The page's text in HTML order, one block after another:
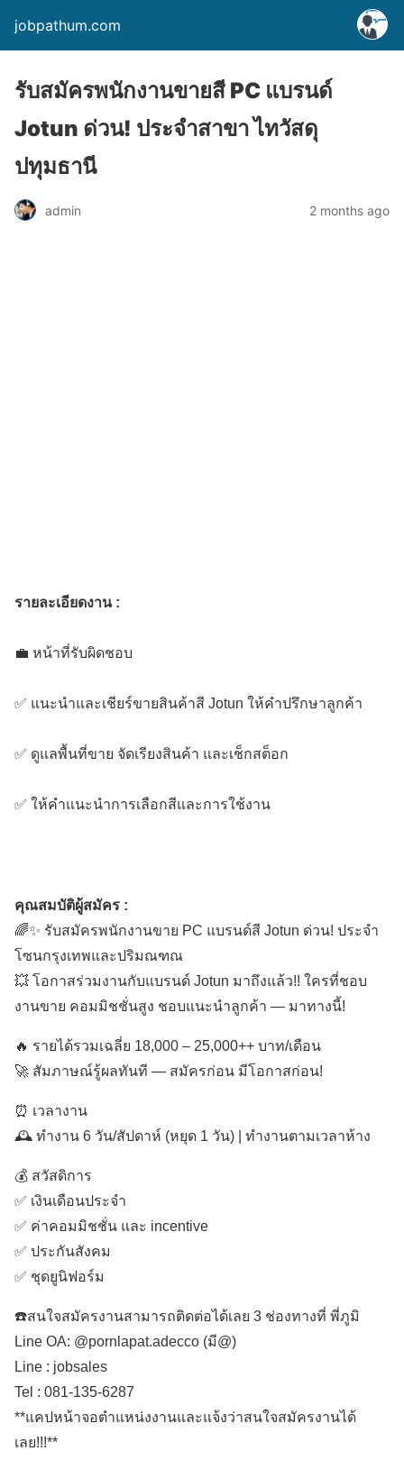
jobpathum.com
รับสมัครพนักงานขายสี PC แบรนด์
Jotun ด่วน! ประจำสาขา ไทวัสดุ
ปทุมธานี
admin 2 months ago
รายละเอียดงาน :
💼 หน้าที่รับผิดชอบ
✅ แนะนำและเชียร์ขายสินค้าสี Jotun ให้คำปรึกษาลูกค้า
✅ ดูแลพื้นที่ขาย จัดเรียงสินค้า และเช็กสต็อก
✅ ให้คำแนะนำการเลือกสีและการใช้งาน
คุณสมบัติผู้สมัคร :
🌈✨ รับสมัครพนักงานขาย PC แบรนด์สี Jotun ด่วน! ประจำ
โซนกรุงเทพและปริมณฑณ
💥 โอกาสร่วมงานกับแบรนด์ Jotun มาถึงแล้ว!! ใครที่ชอบ
งานขาย คอมมิชชั่นสูง ชอบแนะนำลูกค้า — มาทางนี้!
🔥 รายได้รวมเฉลี่ย 18,000 – 25,000++ บาท/เดือน
🚀 สัมภาษณ์รู้ผลทันที — สมัครก่อน มีโอกาสก่อน!
⏰ เวลางาน
🕰️ ทำงาน 6 วัน/สัปดาห์ (หยุด 1 วัน) | ทำงานตามเวลาห้าง
💰 สวัสดิการ
✅ เงินเดือนประจำ
✅ ค่าคอมมิชชั่น และ incentive
✅ ประกันสังคม
✅ ชุดยูนิฟอร์ม
☎️สนใจสมัครงานสามารถติดต่อได้เลย 3 ช่องทางที่ พี่ภูมิ
Line OA: @pornlapat.adecco (มี@)
Line : jobsales
Tel : 081-135-6287
**แคปหน้าจอตำแหน่งงานและแจ้งว่าสนใจสมัครงานได้
เลย!!!**